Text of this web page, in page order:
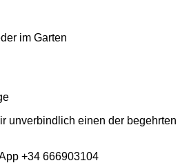
im Garten
unverbindlich einen der begehrten
+34 666903104